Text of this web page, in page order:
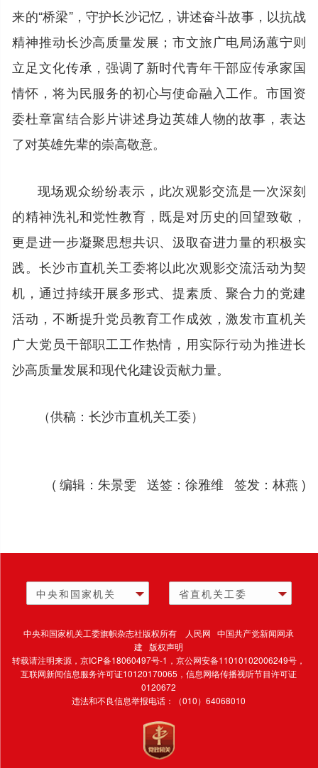
来的“桥梁”，守护长沙记忆，讲述奋斗故事，以抗战
精神推动长沙高质量发展；市文旅广电局汤蕙宁则
立足文化传承，强调了新时代青年干部应传承家国
情怀，将为民服务的初心与使命融入工作。市国资
委杜章富结合影片讲述身边英雄人物的故事，表达
了对英雄先辈的崇高敬意。
现场观众纷纷表示，此次观影交流是一次深刻
的精神洗礼和党性教育，既是对历史的回望致敬，
更是进一步凝聚思想共识、汲取奋进力量的积极实
践。长沙市直机关工委将以此次观影交流活动为契
机，通过持续开展多形式、提素质、聚合力的党建
活动，不断提升党员教育工作成效，激发市直机关
广大党员干部职工工作热情，用实际行动为推进长
沙高质量发展和现代化建设贡献力量。
（供稿：长沙市直机关工委）
( 编辑：朱景雯 送签：徐雅维 签发：林燕 )
中央和国家机关 省直机关工委
中央和国家机关工委旗帜杂志社版权所有 人民网 中国共产党新闻网承
建 版权声明
转载请注明来源，京ICP备18060497号-1 ，京公网安备11010102006249号，
互联网新闻信息服务许可证10120170065，信息网络传播视听节目许可证
0120672
违法和不良信息举报电话：（010）64068010